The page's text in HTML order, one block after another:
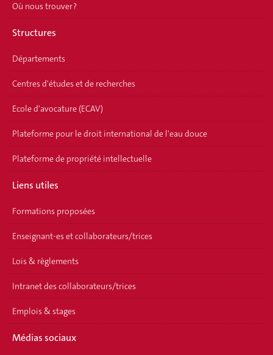
Où nous trouver ?
Structures
Départements
Centres d'études et de recherches
Ecole d'avocature (ECAV)
Plateforme pour le droit international de l'eau douce
Plateforme de propriété intellectuelle
Liens utiles
Formations proposées
Enseignant-es et collaborateurs/trices
Lois & règlements
Intranet des collaborateurs/trices
Emplois & stages
Médias sociaux